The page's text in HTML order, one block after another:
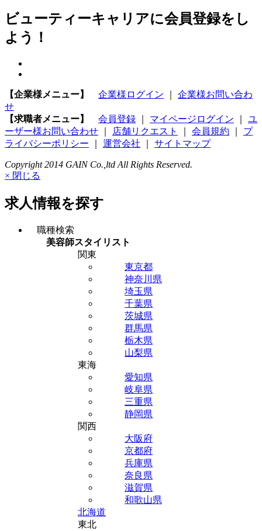
ビューティーキャリアに会員登録をし
よう！
【企業様メニュー】 企業様ログイン
企業様お問い合わ
せ
【求職者メニュー】
会員登録 マイページログイン
ユ
ーザー様お問い合わせ
店舗リクエスト 会員規約
プ
ライバシーポリシー
運営会社 サイトマップ
Copyright 2014 GAIN Co.,ltd All Rights Reserved.
× 閉じる
求人情報を探す
職種検索
美容師スタイリスト
関東
東京都
神奈川県
埼玉県
千葉県
茨城県
群馬県
栃木県
山梨県
東海
愛知県
岐阜県
三重県
静岡県
関西
大阪府
京都府
兵庫県
奈良県
滋賀県
和歌山県
北海道
東北